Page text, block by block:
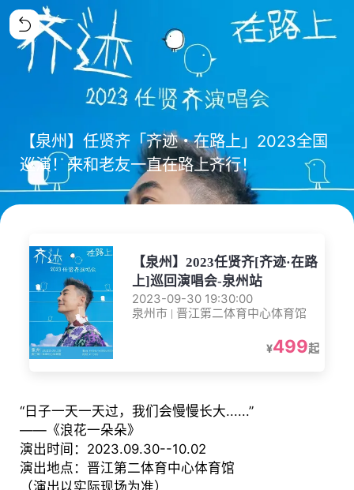
【泉州】任贤齐「齐迹・在路上」2023全国
巡演！来和老友一直在路上齐行！
【泉州】2023任贤齐[齐迹·在路
上]巡回演唱会-泉州站
2023-09-30 19:30:00
泉州市 | 晋江第二体育中心体育馆
¥499起
“日子一天一天过，我们会慢慢长大......”
——《浪花一朵朵》
演出时间：2023.09.30--10.02
演出地点：晋江第二体育中心体育馆